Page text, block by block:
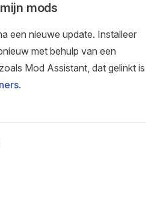
mods
een nieuwe update. Installeer
met behulp van een
Mod Assistant, dat gelinkt is
.